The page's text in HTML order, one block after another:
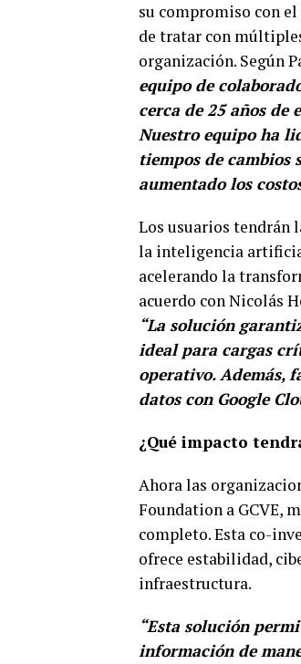
su compromiso con
de tratar con
organización. Según
equipo de
cerca de 25 años
Nuestro equipo ha
tiempos de
aumentado los
Los usuarios tendrán
la inteligencia
acelerando la
acuerdo con Nicolás
“La solución
ideal para cargas
operativo. Además,
datos con Google
¿Qué impacto
Ahora las
Foundation a GCVE,
completo. Esta co-
ofrece estabilidad,
infraestructura.
“Esta solución
información de